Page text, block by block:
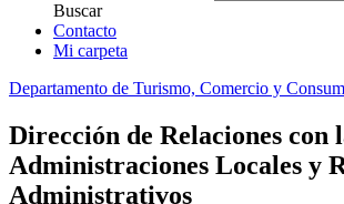
Buscar
Contacto
Mi carpeta
Departamento de Turismo, Comercio y
Dirección de Relaciones con
Administraciones Locales y
Administrativos